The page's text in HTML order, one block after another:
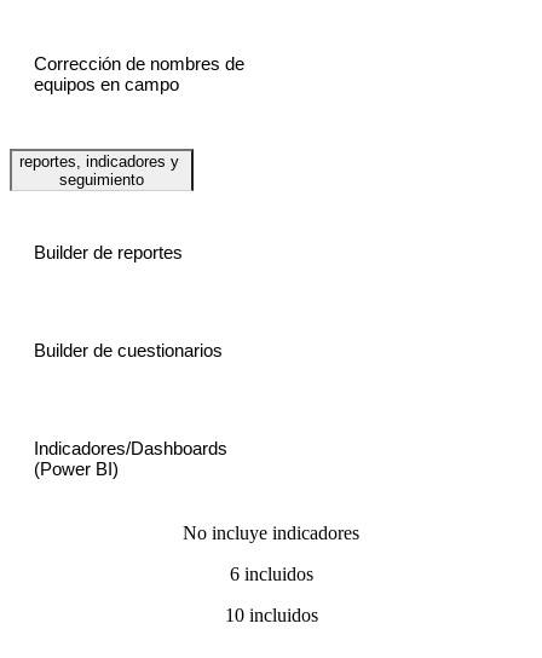
Corrección de nombres de
equipos en campo
reportes, indicadores y
seguimiento
Builder de reportes
Builder de cuestionarios
Indicadores/Dashboards
(Power BI)
No incluye indicadores
6 incluidos
10 incluidos